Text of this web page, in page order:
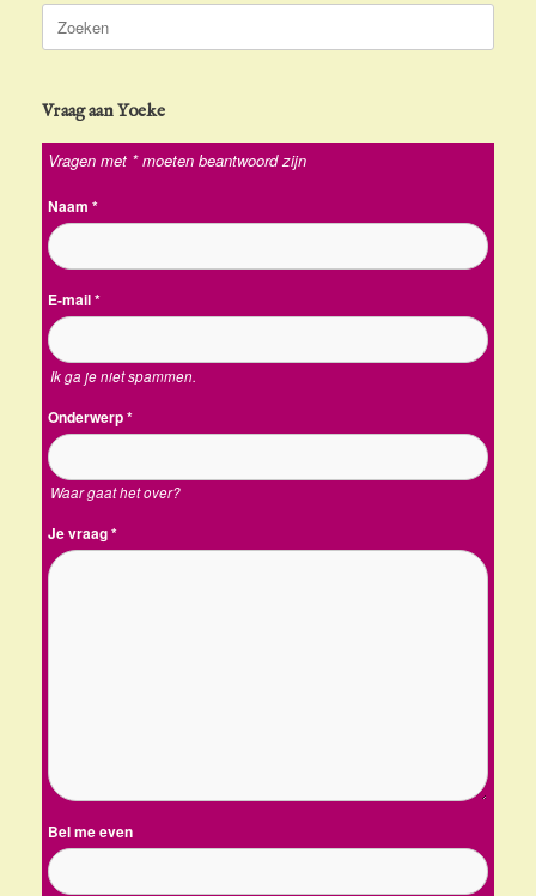
Zoeken
naar:
Vraag aan Yoeke
Vragen met * moeten beantwoord zijn
Naam *
E-mail*
Ik ga je niet spammen.
Onderwerp*
Waar gaat het over?
Je vraag*
Bel me even